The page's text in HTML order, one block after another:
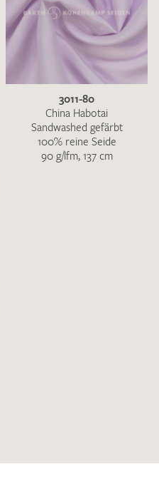
3011-80
China Habotai
Sandwashed gefärbt
100% reine Seide
90 g/lfm, 137 cm